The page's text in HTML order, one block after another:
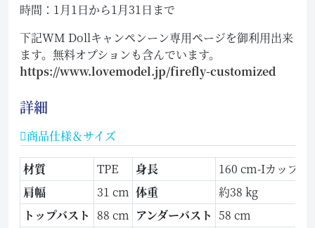
時間：1月1日から1月31日まで
下記WM Dollキャンペンーン専用ページを御利用出来
ます。無料オプションも含んでいます。
https://www.lovemodel.jp/firefly-customized
詳細
商品仕様＆サイズ
材質 TPE 身長
160 cm-Iカップ
肩幅
31 cm 体重
約38 kg
トップバスト 88 cm アンダーバスト 58 cm